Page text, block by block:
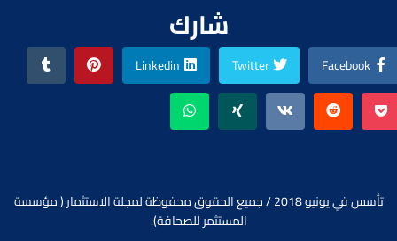
شارك
Facebook
Twitter
Linkedin
تأسس في يونيو 2018 / جميع الحقوق محفوظة لمجلة الاستثمار ( مؤسسة
المستثمر للصحافة).